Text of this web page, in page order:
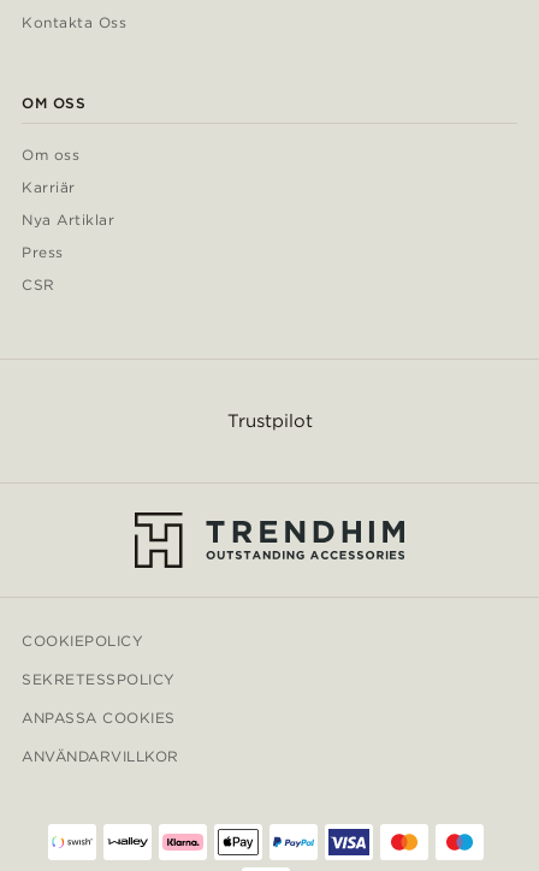
Kontakta Oss
OM OSS
Om oss
Karriär
Nya Artiklar
Press
CSR
Trustpilot
COOKIEPOLICY
SEKRETESSPOLICY
ANPASSA COOKIES
ANVÄNDARVILLKOR